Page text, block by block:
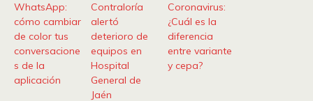
WhatsApp:
cómo cambiar
de color tus
conversacione
s de la
aplicación
Contraloría
alertó
deterioro de
equipos en
Hospital
General de
Jaén
Coronavirus:
¿Cuál es la
diferencia
entre variante
y cepa?